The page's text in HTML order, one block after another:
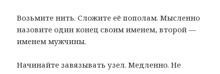
Возьмите нить. Сложите её пополам. Мысленно
назовите один конец своим именем, второй —
именем мужчины.
Начинайте завязывать узел. Медленно. Не